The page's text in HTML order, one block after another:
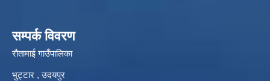
सम्पर्क विवरण
रौतामाई गाउँपालिका
भुट्टार , उदयपुर